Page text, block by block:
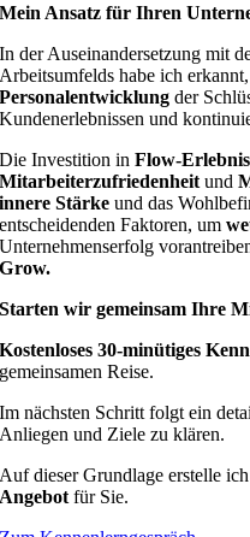
Mein Ansatz für Ihren
In der Auseinandersetzung mit
Arbeitsumfelds habe ich
Personalentwicklung der
Kundenerlebnissen und
Die Investition inFlow-
Mitarbeiterzufriedenheit und
innere Stärke und das
entscheidenden Faktoren, um
Unternehmenserfolg
Grow.
Starten wir gemeinsam Ihre
Kostenloses 30-minütiges
gemeinsamen Reise.
Im nächsten Schritt folgt ein
Anliegen und Ziele zu klären.
Auf dieser Grundlage erstelle
Angebot für Sie.